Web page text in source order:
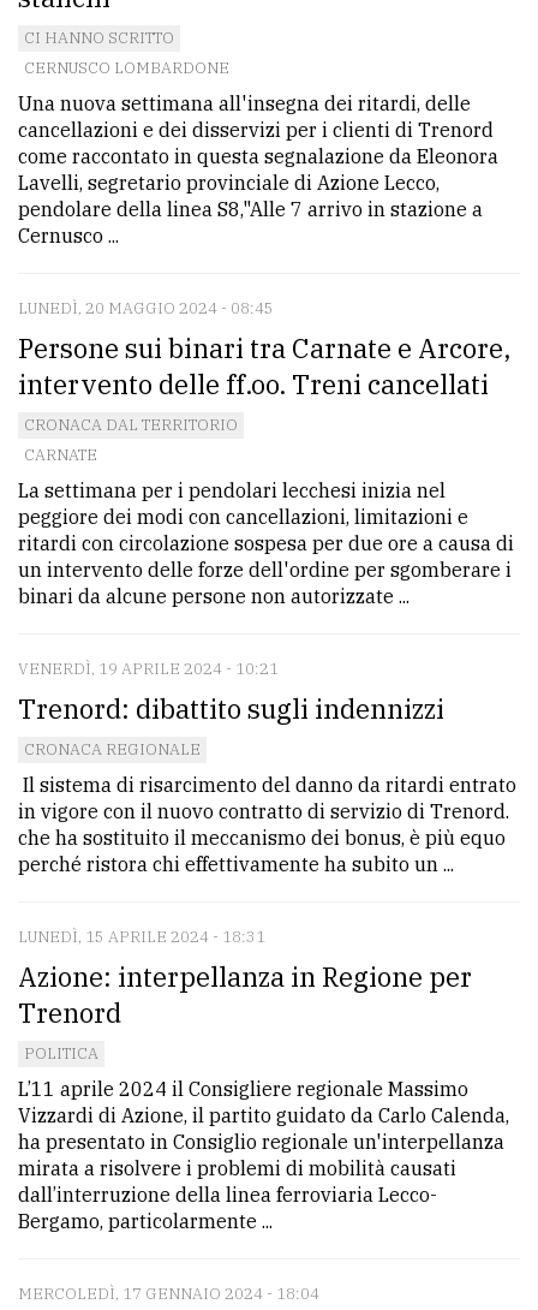
CI HANNO SCRITTO
CERNUSCO LOMBARDONE
Una nuova settimana all'insegna dei ritardi, delle
cancellazioni e dei disservizi per i clienti di Trenord
come raccontato in questa segnalazione da Eleonora
Lavelli, segretario provinciale di Azione Lecco,
pendolare della linea S8,"Alle 7 arrivo in stazione a
Cernusco ...
LUNEDÌ, 20 MAGGIO 2024 - 08:45
Persone sui binari tra Carnate e Arcore,
intervento delle ff.oo. Treni cancellati
CRONACA DAL TERRITORIO
CARNATE
La settimana per i pendolari lecchesi inizia nel
peggiore dei modi con cancellazioni, limitazioni e
ritardi con circolazione sospesa per due ore a causa di
un intervento delle forze dell'ordine per sgomberare i
binari da alcune persone non autorizzate ...
VENERDÌ, 19 APRILE 2024 - 10:21
Trenord: dibattito sugli indennizzi
CRONACA REGIONALE
Il sistema di risarcimento del danno da ritardi entrato
in vigore con il nuovo contratto di servizio di Trenord.
che ha sostituito il meccanismo dei bonus, è più equo
perché ristora chi effettivamente ha subito un ...
LUNEDÌ, 15 APRILE 2024 - 18:31
Azione: interpellanza in Regione per
Trenord
POLITICA
L’11 aprile 2024 il Consigliere regionale Massimo
Vizzardi di Azione, il partito guidato da Carlo Calenda,
ha presentato in Consiglio regionale un'interpellanza
mirata a risolvere i problemi di mobilità causati
dall’interruzione della linea ferroviaria Lecco-
Bergamo, particolarmente ...
MERCOLEDÌ, 17 GENNAIO 2024 - 18:04